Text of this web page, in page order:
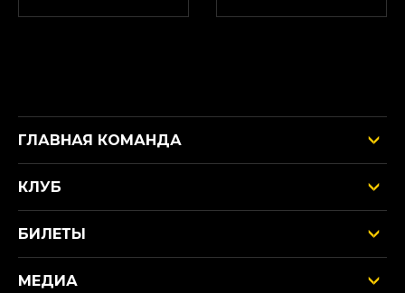
ГЛАВНАЯ КОМАНДА
КЛУБ
БИЛЕТЫ
МЕДИА